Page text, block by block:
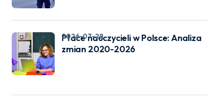
Płace nauczycieli w Polsce: Analiza
zmian 2020-2026
2026-07-28